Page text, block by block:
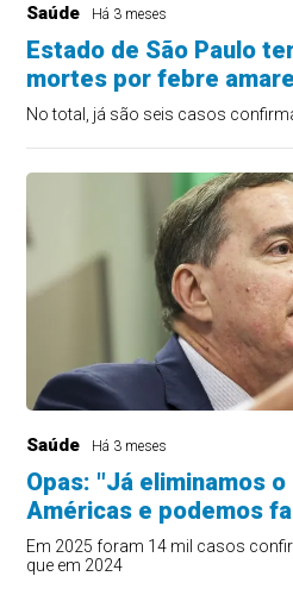
Saúde Há 3 meses
Estado de São Paulo
mortes por febre
No total, já são seis casos
Saúde Há 3 meses
Opas: "Já eliminamos
Américas e podemos
Em 2025 foram 14 mil casos
que em 2024